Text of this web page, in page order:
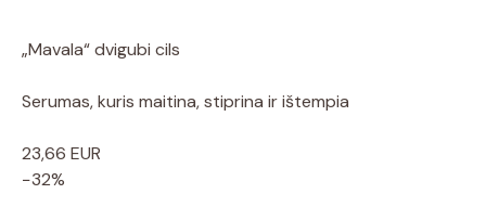
„Mavala“ dvigubi cils
Serumas, kuris maitina, stiprina ir ištempia
23,66 EUR
−32%